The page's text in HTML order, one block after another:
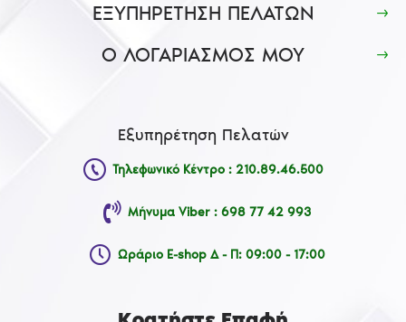
ΕΞΥΠΗΡΕΤΗΣΗ ΠΕΛΑΤΩΝ
Ο ΛΟΓΑΡΙΑΣΜΟΣ ΜΟΥ
Εξυπηρέτηση Πελατών
Τηλεφωνικό Κέντρο : 210.89.46.500
Μήνυμα Viber : 698 77 42 993
Ωράριο E-shop Δ - Π: 09:00 - 17:00